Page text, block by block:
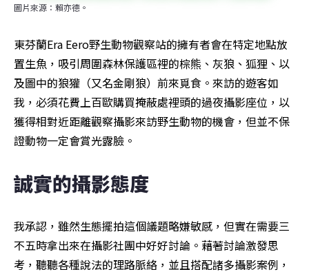
圖片來源：賴亦德。
東芬蘭Era Eero野生動物觀察站的擁有者會在特定地點放
置生魚，吸引周圍森林保護區裡的棕熊、灰狼、狐狸、以
及圖中的狼獾（又名金剛狼）前來覓食。來訪的遊客如
我，必須花費上百歐購買掩蔽處裡頭的過夜攝影座位，以
獲得相對近距離觀察攝影來訪野生動物的機會，但並不保
證動物一定會賞光露臉。
誠實的攝影態度
我承認，雖然生態擺拍這個議題略嫌敏感，但實在需要三
不五時拿出來在攝影社團中好好討論。藉著討論激發思
考，聽聽各種說法的理路脈絡，並且搭配諸多攝影案例，